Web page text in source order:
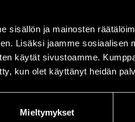
sisällön ja mainosten
Lisäksi jaamme sosiaalisen
käytät sivustoamme.
kun olet käyttänyt heidän
Mieltymykset
kulku vain